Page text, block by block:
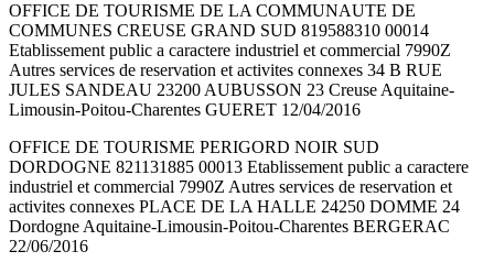
OFFICE DE TOURISME DE LA COMMUNAUTE DE
COMMUNES CREUSE GRAND SUD 819588310 00014
Etablissement public a caractere industriel et commercial 7990Z
Autres services de reservation et activites connexes 34 B RUE
JULES SANDEAU 23200 AUBUSSON 23 Creuse Aquitaine-
Limousin-Poitou-Charentes GUERET 12/04/2016
OFFICE DE TOURISME PERIGORD NOIR SUD
DORDOGNE 821131885 00013 Etablissement public a caractere
industriel et commercial 7990Z Autres services de reservation et
activites connexes PLACE DE LA HALLE 24250 DOMME 24
Dordogne Aquitaine-Limousin-Poitou-Charentes BERGERAC
22/06/2016